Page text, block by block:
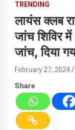
TRENDING
लायंस क्लब
जांच शिविर
जांच, दिया
February 27, 2024
Share